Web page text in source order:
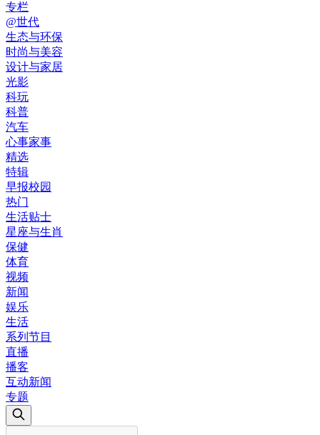
专栏
@世代
生态与环保
时尚与美容
设计与家居
光影
科玩
科普
汽车
心事家事
精选
特辑
早报校园
热门
生活贴士
星座与生肖
保健
体育
视频
新闻
娱乐
生活
系列节目
直播
播客
互动新闻
专题